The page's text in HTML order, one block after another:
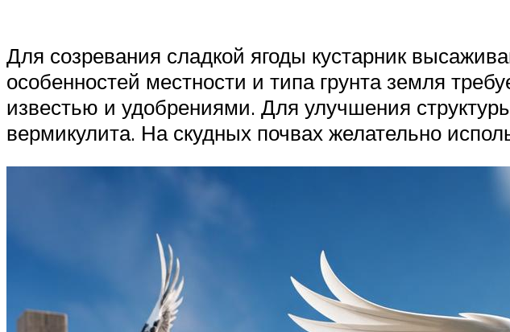
Для созревания сладкой ягоды кустарник
особенностей местности и типа грунта земля
известью и удобрениями. Для улучшения
вермикулита. На скудных почвах желательно